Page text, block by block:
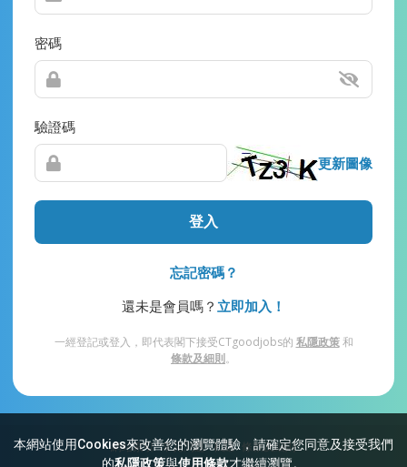
本網站使用Cookies來改善您的瀏覽體驗，請確定您同意及接受我們
的私隱政策與使用條款才繼續瀏覽。
密碼
驗證碼
更新圖像
登入
忘記密碼？
還未是會員嗎？ 立即加入！
一經登記或登入，即代表閣下接受CTgoodjobs的 私隱政策和
條款及細則。
網站索引 常見問題 私隱 條款及細則